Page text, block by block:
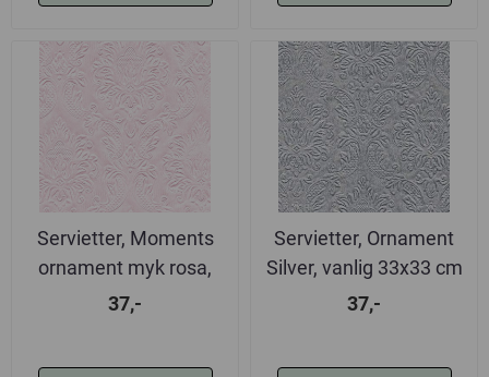
Servietter, Moments
ornament myk rosa,
vanlig
37,-
Servietter, Ornament
Silver, vanlig 33x33 cm
37,-